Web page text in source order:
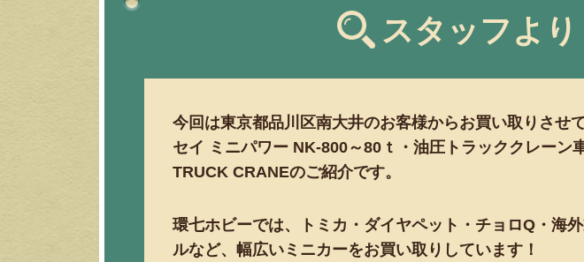
スタッフより
今回は東京都品川区南大井のお客様からお買い取りさせ
セイ ミニパワー NK-800～80ｔ・油圧トラッククレーン
TRUCK CRANEのご紹介です。
環七ホビーでは、トミカ・ダイヤペット・チョロQ・海
ルなど、幅広いミニカーをお買い取りしています！